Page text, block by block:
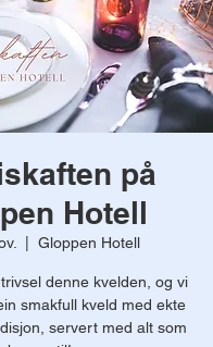
på
Hotell
Gloppen Hotell
denne kvelden, og vi
smakfull kveld med ekte
servert med alt som